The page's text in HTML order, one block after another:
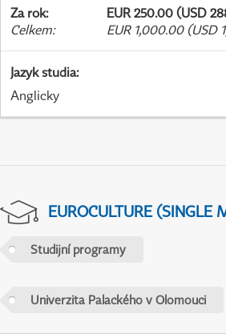
Za rok:
EUR 250.00 (USD
Celkem: EUR 1,000.00 (USD
Jazyk studia:
Anglicky
EUROCULTURE (SINGLE
Studijní programy
Univerzita Palackého v Olomouci